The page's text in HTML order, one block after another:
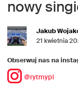
nowy
Jakub
21 kwietnia
Obserwuj nas na
@rytmypl